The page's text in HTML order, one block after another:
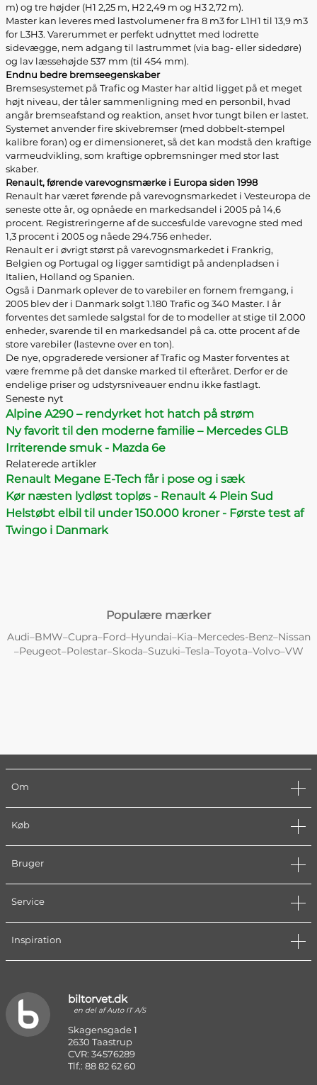
m) og tre højder (H1 2,25 m, H2 2,49 m og H3 2,72 m).
Master kan leveres med lastvolumener fra 8 m3 for L1H1 til 13,9 m3
for L3H3. Varerummet er perfekt udnyttet med lodrette
sidevægge, nem adgang til lastrummet (via bag- eller sidedøre)
og lav læssehøjde 537 mm (til 454 mm).
Endnu bedre bremseegenskaber
Bremsesystemet på Trafic og Master har altid ligget på et meget
højt niveau, der tåler sammenligning med en personbil, hvad
angår bremseafstand og reaktion, anset hvor tungt bilen er lastet.
Systemet anvender fire skivebremser (med dobbelt-stempel
kalibre foran) og er dimensioneret, så det kan modstå den kraftige
varmeudvikling, som kraftige opbremsninger med stor last
skaber.
Renault, førende varevognsmærke i Europa siden 1998
Renault har været førende på varevognsmarkedet i Vesteuropa de
seneste otte år, og opnåede en markedsandel i 2005 på 14,6
procent. Registreringerne af de succesfulde varevogne sted med
1,3 procent i 2005 og nåede 294.756 enheder.
Renault er i øvrigt størst på varevognsmarkedet i Frankrig,
Belgien og Portugal og ligger samtidigt på andenpladsen i
Italien, Holland og Spanien.
Også i Danmark oplever de to varebiler en fornem fremgang, i
2005 blev der i Danmark solgt 1.180 Trafic og 340 Master. I år
forventes det samlede salgstal for de to modeller at stige til 2.000
enheder, svarende til en markedsandel på ca. otte procent af de
store varebiler (lastevne over en ton).
De nye, opgraderede versioner af Trafic og Master forventes at
være fremme på det danske marked til efteråret. Derfor er de
endelige priser og udstyrsniveauer endnu ikke fastlagt.
Seneste nyt
Alpine A290 – rendyrket hot hatch på strøm
Ny favorit til den moderne familie – Mercedes GLB
Irriterende smuk - Mazda 6e
Relaterede artikler
Renault Megane E-Tech får i pose og i sæk
Kør næsten lydløst topløs - Renault 4 Plein Sud
Helstøbt elbil til under 150.000 kroner - Første test af
Twingo i Danmark
Populære mærker
Audi–BMW–Cupra–Ford–Hyundai–Kia–Mercedes-Benz–Nissan
–Peugeot–Polestar–Skoda–Suzuki–Tesla–Toyota–Volvo–VW
Om
Køb
Bruger
Service
Inspiration
biltorvet.dk
en del af Auto IT A/S
Skagensgade 1
2630 Taastrup
CVR: 34576289
Tlf.: 88 82 62 60